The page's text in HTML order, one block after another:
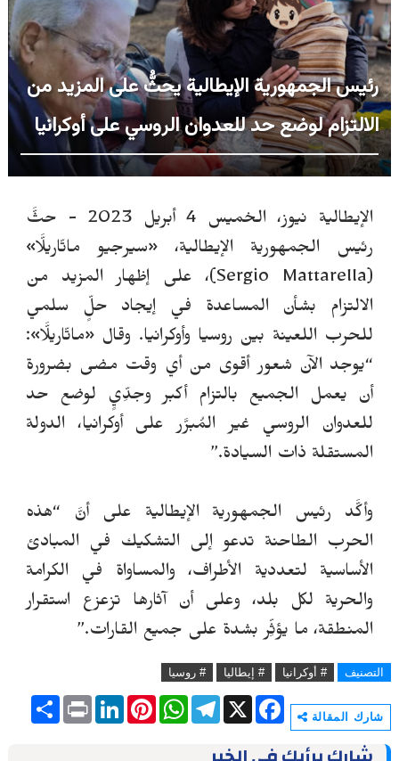
رئيس الجمهورية الإيطالية يحثُّ على المزيد من
الالتزام لوضع حد للعدوان الروسي على أوكرانيا
الإيطالية نيوز، الخميس 4 أبريل 2023 -
حثَّ
رئيس الجمهورية الإيطالية، «سيرجيو ماتّاريلَّا»
(
Sergio Mattarella)، على إظهار المزيد من
الالتزام بشأن المساعدة في إيجاد حلٍّ سلمي
للحرب اللعينة بين روسيا وأوكرانيا. وقال «ماتّاريلَّا»:
“يوجد الآن شعور أقوى من أي وقت مضى بضرورة
أن يعمل الجميع بالتزام أكبر وجدِّيٍ لوضع حد
للعدوان الروسي غير المُبرَّر على أوكرانيا، الدولة
المستقلة ذات السيادة.”
وأكَّد رئيس الجمهورية الإيطالية على أنَّ “هذه
الحرب الطاحنة تدعو إلى التشكيك في المبادئ
الأساسية لتعددية الأطراف، والمساواة في الكرامة
والحرية لكل بلد، وعلى أن آثارها تزعزع استقرار
المنطقة، ما يؤثِّر بشدة على جميع القارات.”
التصنيف # أوكرانيا # إيطاليا # روسيا
شارك المقالة
S
h
P
r
L
P
W
h
T
e
X
F
a